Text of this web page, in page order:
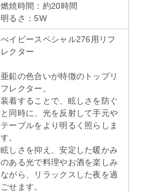
燃焼時間：約20時間
明るさ：5W
べイビースペシャル276用リフ
レクター
亜鉛の色合いが特徴のトップリ
フレクター。
装着することで、眩しさを防ぐ
と同時に、光を反射して手元や
テーブルをより明るく照らしま
す。
眩しさを抑え、安定した暖かみ
のある光で料理やお酒を楽しみ
ながら、リラックスした夜を過
ごせます。